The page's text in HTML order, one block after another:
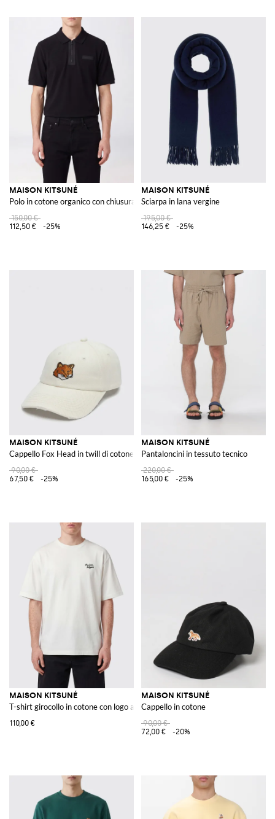
MAISON KITSUNÉ
Polo in cotone organico con chiusura a mezza zip
150,00 €
112,50 €
-25%
MAISON KITSUNÉ
Sciarpa in lana vergine
195,00 €
146,25 €
-25%
MAISON KITSUNÉ
Cappello Fox Head in twill di cotone con logo ricamato
90,00 €
67,50 €
-25%
MAISON KITSUNÉ
Pantaloncini in tessuto tecnico
220,00 €
165,00 €
-25%
MAISON KITSUNÉ
T-shirt girocollo in cotone con logo a contrasto e spalle scese
110,00 €
MAISON KITSUNÉ
Cappello in cotone
90,00 €
72,00 €
-20%